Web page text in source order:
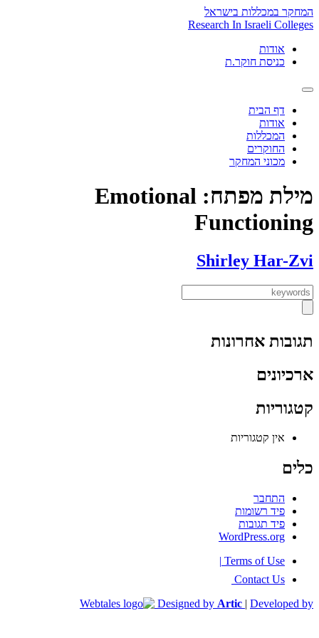
Skip
to
המחקר במכללות בישראל
Research In Israeli Colleges
אודות
כניסת חוקר.ת
דף הבית
אודות
המכללות
החוקרים
מכוני המחקר
מילת מפתח: Emotional
Functioning
Shirley Har-Zvi
תגובות אחרונות
ארכיונים
קטגוריות
אין קטגוריות
כלים
התחבר
פיד רשומות
פיד תגובות
WordPress.org
Terms of Use
|
Contact Us
Designed by Artic | Developed by